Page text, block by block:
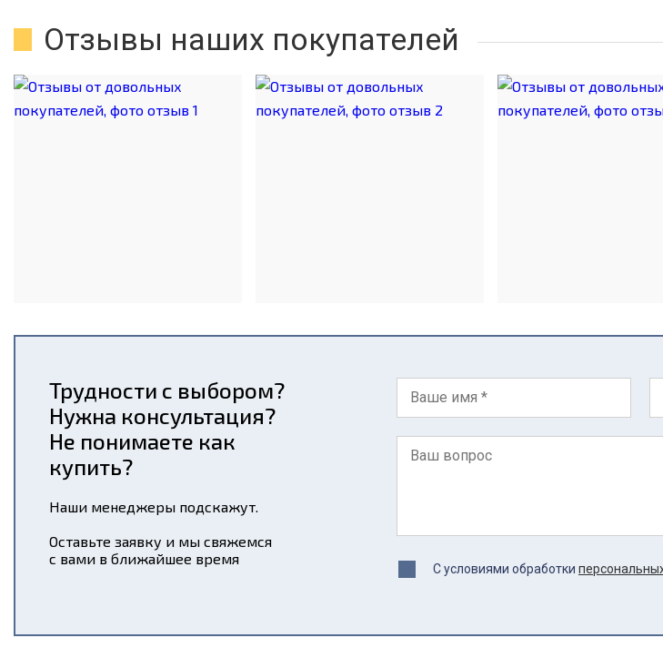
Отзывы наших покупателей
Трудности с выбором?
Нужна консультация?
Не понимаете как
купить?
Наши менеджеры подскажут.
Оставьте заявку и мы свяжемся
с вами в ближайшее время
С условиями обработки